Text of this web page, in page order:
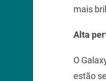
mais
Alta
O
estão